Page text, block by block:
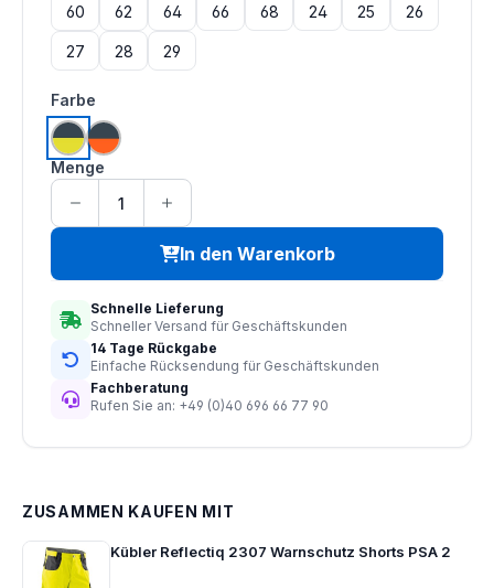
60 62 64 66 68 24 25 26
27 28 29
Farbe
warngelb | charcoal
warnorange | charcoal
Menge
In den Warenkorb
Schnelle Lieferung
Schneller Versand für Geschäftskunden
14 Tage Rückgabe
Einfache Rücksendung für Geschäftskunden
Fachberatung
Rufen Sie an: +49 (0)40 696 66 77 90
ZUSAMMEN KAUFEN MIT
Kübler Reflectiq 2307 Warnschutz Shorts PSA 2